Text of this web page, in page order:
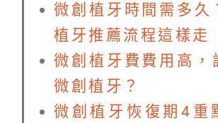
微創植牙時間需多久
植牙推薦流程這樣走
微創植牙費費用高，
微創植牙？
微創植牙恢復期4重